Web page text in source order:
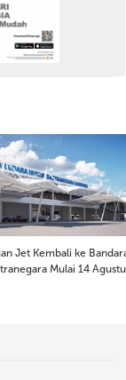
Jet Kembali ke
Mulai 14